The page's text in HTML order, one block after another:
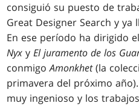
consiguió su puesto de
Great Designer Search y ya
En ese período ha dirigido
Nyx yEl juramento de los
conmigoAmonkhet(la
primavera del próximo
muy ingenioso y los